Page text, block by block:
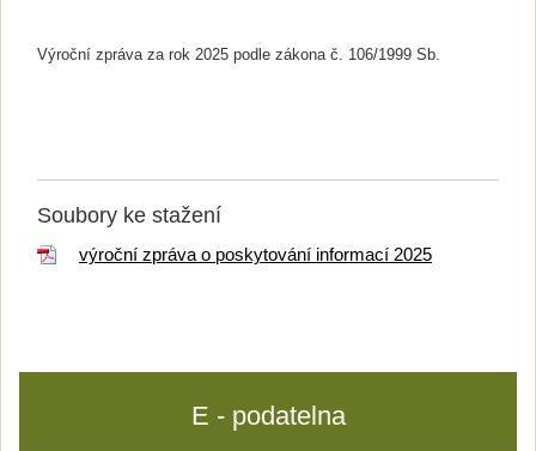
Výroční zpráva za rok 2025 podle zákona č. 106/1999 Sb.
Soubory ke stažení
výroční zpráva o poskytování informací 2025
E - podatelna